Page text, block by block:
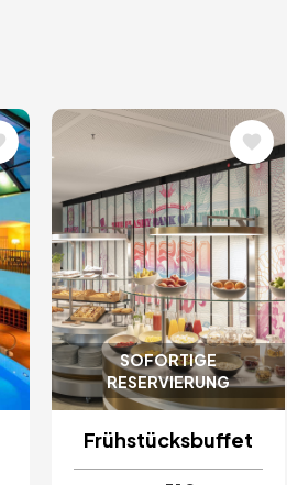
SOFORTIGE
RESERVIERUNG
Bild
Frühstücksbuffet